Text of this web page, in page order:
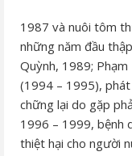
1987 và nuôi tôm
những năm đầu
Quỳnh, 1989;
(1994 – 1995),
chững lại do gặp
1996 – 1999, bệnh
thiệt hại cho người